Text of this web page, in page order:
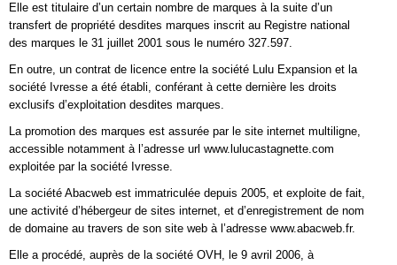
Elle est titulaire d’un certain nombre de marques à la suite d’un
transfert de propriété desdites marques inscrit au Registre national
des marques le 31 juillet 2001 sous le numéro 327.597.
En outre, un contrat de licence entre la société Lulu Expansion et la
société Ivresse a été établi, conférant à cette dernière les droits
exclusifs d’exploitation desdites marques.
La promotion des marques est assurée par le site internet multiligne,
accessible notamment à l’adresse url www.lulucastagnette.com
exploitée par la société Ivresse.
La société Abacweb est immatriculée depuis 2005, et exploite de fait,
une activité d’hébergeur de sites internet, et d’enregistrement de nom
de domaine au travers de son site web à l’adresse www.abacweb.fr.
Elle a procédé, auprès de la société OVH, le 9 avril 2006, à